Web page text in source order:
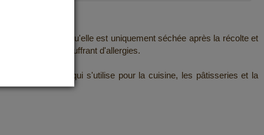
Étant donné qu'elle est uniquement séchée après la récolte et
personnes souffrant d'allergies.
la fine variante qui s'utilise pour la cuisine, les pâtisseries et la